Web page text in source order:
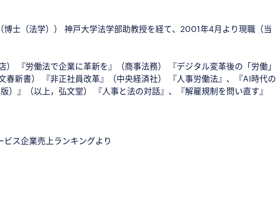
士（法学）） 神戸大学法学部助教授を経て、2001年4月より現職（当
『労働法で企業に革新を』（商事法務） 『デジタル変革後の「労働」
春新書） 『非正社員改革』（中央経済社） 『人事労働法』、『AI時代の
』（以上，弘文堂） 『人事と法の対話』、『解雇規制を問い直す』
ス企業売上ランキングより